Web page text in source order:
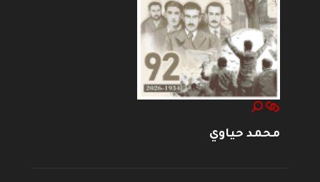
محمد حياوي